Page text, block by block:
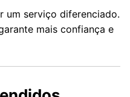
um serviço diferenciado.
mais confiança e